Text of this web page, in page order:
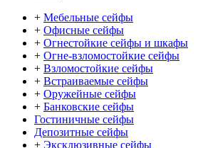
+ Мебельные сейфы
+ Офисные сейфы
+ Огнестойкие сейфы и шкафы
+ Огне-взломостойкие сейфы
+ Взломостойкие сейфы
+ Встраиваемые сейфы
+ Оружейные сейфы
+ Банковские сейфы
Гостиничные сейфы
Депозитные сейфы
+ Эксклюзивные сейфы